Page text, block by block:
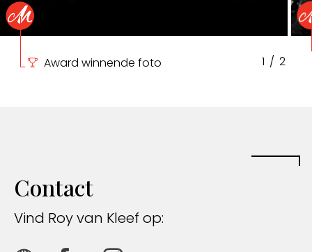
Award winnende foto 1 / 2
Contact
Vind Roy van Kleef op: